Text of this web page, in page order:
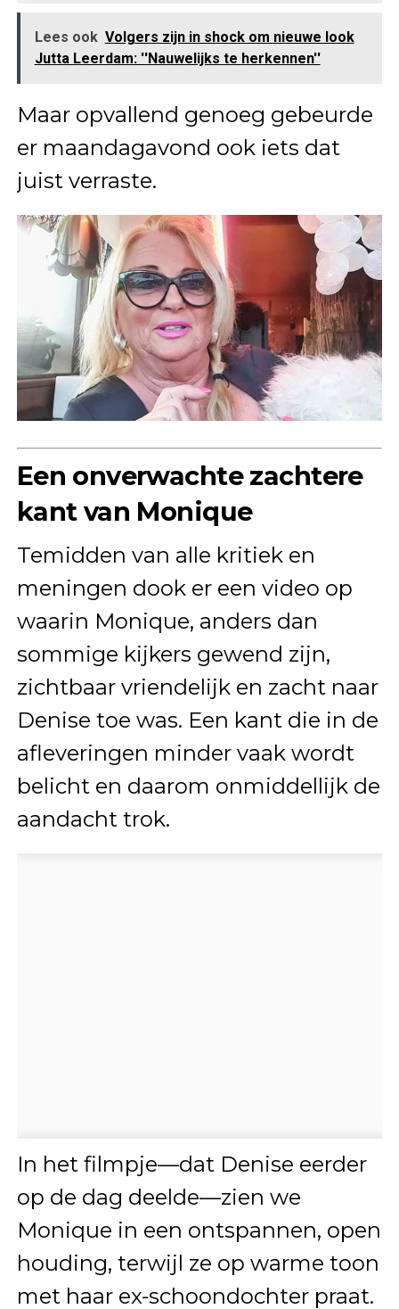
Lees ook Volgers zijn in shock om nieuwe look
Jutta Leerdam: ''Nauwelijks te herkennen''
Maar opvallend genoeg gebeurde
er maandagavond ook iets dat
juist verraste.
Een onverwachte zachtere
kant van Monique
Temidden van alle kritiek en
meningen dook er een video op
waarin Monique, anders dan
sommige kijkers gewend zijn,
zichtbaar vriendelijk en zacht naar
Denise toe was. Een kant die in de
afleveringen minder vaak wordt
belicht en daarom onmiddellijk de
aandacht trok.
In het filmpje—dat Denise eerder
op de dag deelde—zien we
Monique in een ontspannen, open
houding, terwijl ze op warme toon
met haar ex-schoondochter praat.